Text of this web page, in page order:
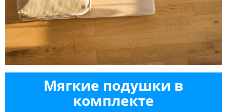
Мягкие подушки в
комплекте